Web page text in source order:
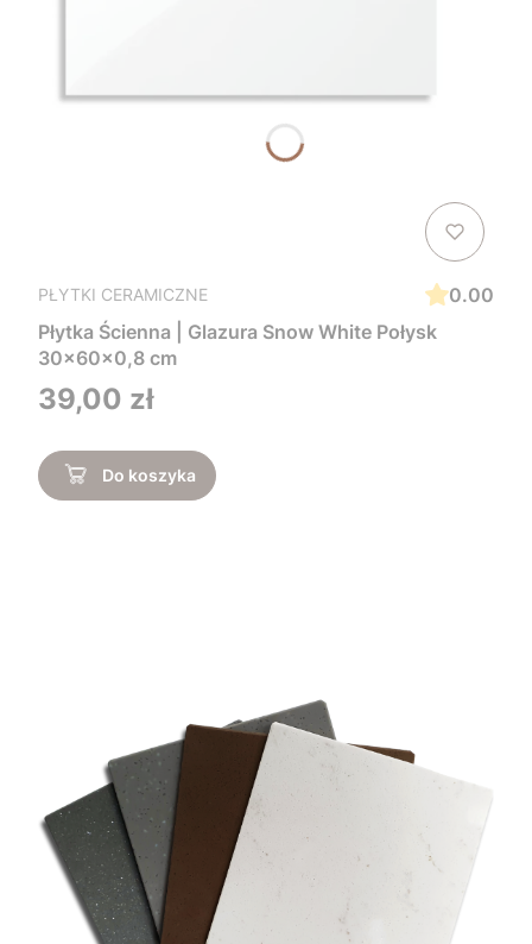
PŁYTKI CERAMICZNE
0.00
Płytka Ścienna | Glazura Snow White Połysk
30x60x0,8 cm
Cena
39,00 zł
Do koszyka